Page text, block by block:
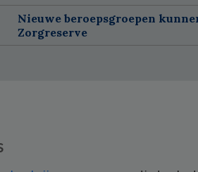
Nieuwe beroepsgroepen
Zorgreserve